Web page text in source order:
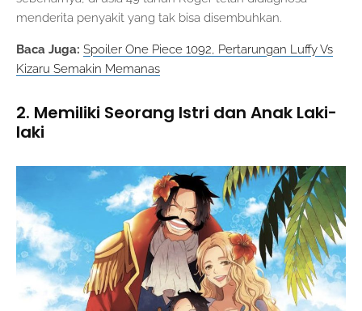
menderita penyakit yang tak bisa disembuhkan.
Baca Juga: Spoiler One Piece 1092, Pertarungan Luffy Vs
Kizaru Semakin Memanas
2. Memiliki Seorang Istri dan Anak Laki-
laki